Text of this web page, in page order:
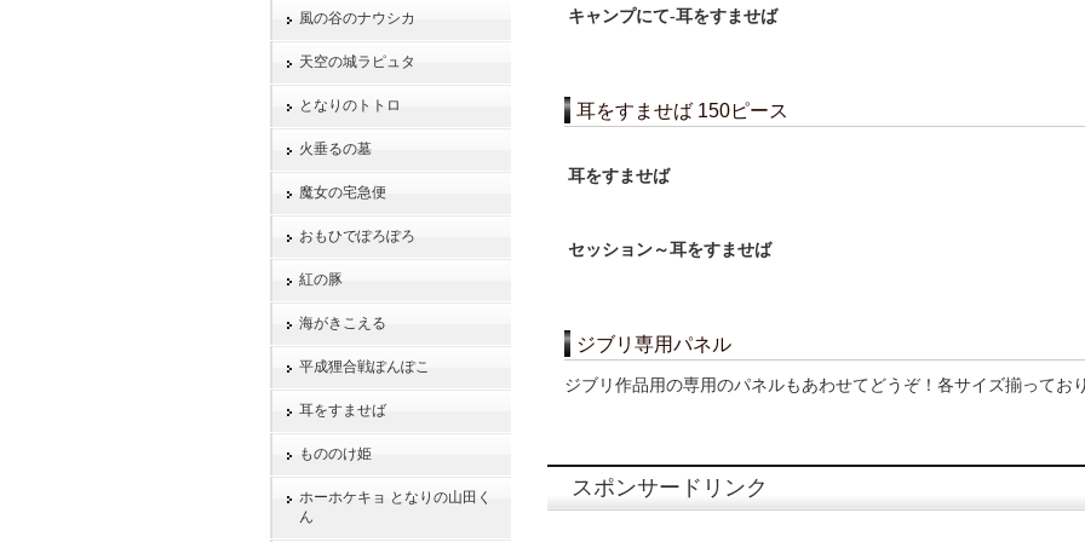
キャンプにて-耳をすませば
耳をすませば 150ピース
耳をすませば
セッション～耳をすませば
ジブリ専用パネル
ジブリ作品用の専用のパネルもあわせてどうぞ！各サイズ揃ってお
スポンサードリンク
風の谷のナウシカ
天空の城ラピュタ
となりのトトロ
火垂るの墓
魔女の宅急便
おもひでぽろぽろ
紅の豚
海がきこえる
平成狸合戦ぽんぽこ
耳をすませば
もののけ姫
ホーホケキョ となりの山田く
ん